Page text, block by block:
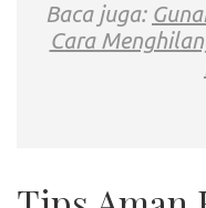
Baca juga:
Cara